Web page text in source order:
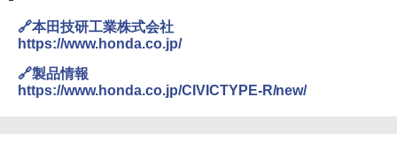
🔗本田技研工業株式会社
https://www.honda.co.jp/
🔗製品情報
https://www.honda.co.jp/CIVICTYPE-R/new/